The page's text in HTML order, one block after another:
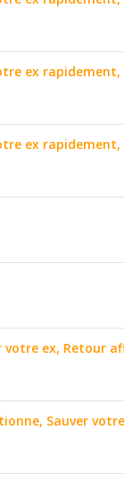
ex rapidement,
ex rapidement,
votre ex, Retour
Sauver